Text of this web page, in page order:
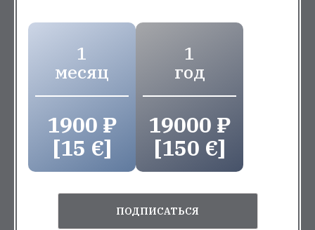
1
месяц
1900 ₽
[15 €]
1
год
19000 ₽
[150 €]
ПОДПИСАТЬСЯ